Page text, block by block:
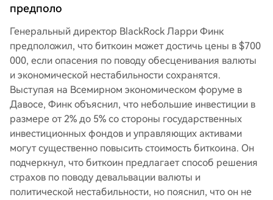
предполо
Генеральный директор BlackRock Ларри Финк
предположил, что биткоин может достичь цены в $700
000, если опасения по поводу обесценивания валюты
и экономической нестабильности сохранятся.
Выступая на Всемирном экономическом форуме в
Давосе, Финк объяснил, что небольшие инвестиции в
размере от 2% до 5% со стороны государственных
инвестиционных фондов и управляющих активами
могут существенно повысить стоимость биткоина. Он
подчеркнул, что биткоин предлагает способ решения
страхов по поводу девальвации валюты и
политической нестабильности, но пояснил, что он не